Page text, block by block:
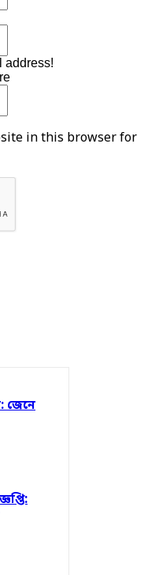
address!
in this browser for
জেনে